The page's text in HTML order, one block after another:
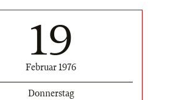
19
Februar 1976
Donnerstag